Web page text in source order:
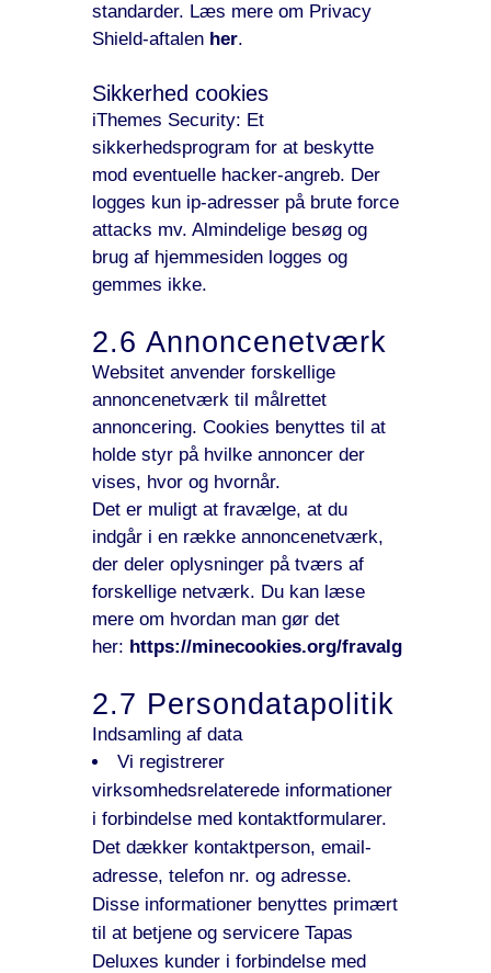
standarder. Læs mere om Privacy
Shield-aftalen her.
Sikkerhed cookies
iThemes Security: Et
sikkerhedsprogram for at beskytte
mod eventuelle hacker-angreb. Der
logges kun ip-adresser på brute force
attacks mv. Almindelige besøg og
brug af hjemmesiden logges og
gemmes ikke.
2.6 Annoncenetværk
Websitet anvender forskellige
annoncenetværk til målrettet
annoncering. Cookies benyttes til at
holde styr på hvilke annoncer der
vises, hvor og hvornår.
Det er muligt at fravælge, at du
indgår i en række annoncenetværk,
der deler oplysninger på tværs af
forskellige netværk. Du kan læse
mere om hvordan man gør det
her: https://minecookies.org/fravalg
2.7 Persondatapolitik
Indsamling af data
Vi registrerer
virksomhedsrelaterede informationer
i forbindelse med kontaktformularer.
Det dækker kontaktperson, email-
adresse, telefon nr. og adresse.
Disse informationer benyttes primært
til at betjene og servicere Tapas
Deluxes kunder i forbindelse med